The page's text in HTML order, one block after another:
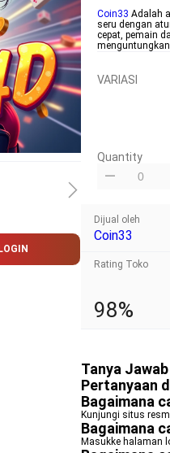
LOGIN
Coin33 Adalah
seru dengan
cepat, pemain
VARIASI
Quantity
Dijual oleh
Coin33
Rating Toko
98%
Tanya
Pertanyaan
Bagaimana
Kunjungi situs
Bagaimana
Masukke halaman